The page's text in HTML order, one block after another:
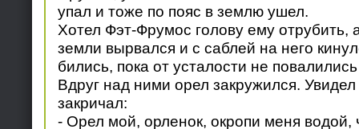
упал и тоже по пояс в землю ушел.
Хотел Фэт-Фрумос голову ему отрубить,
земли вырвался и с саблей на него
бились, пока от усталости не
Вдруг над ними орел закружился. Увидел
закричал:
- Орел мой, орленок, окропи меня